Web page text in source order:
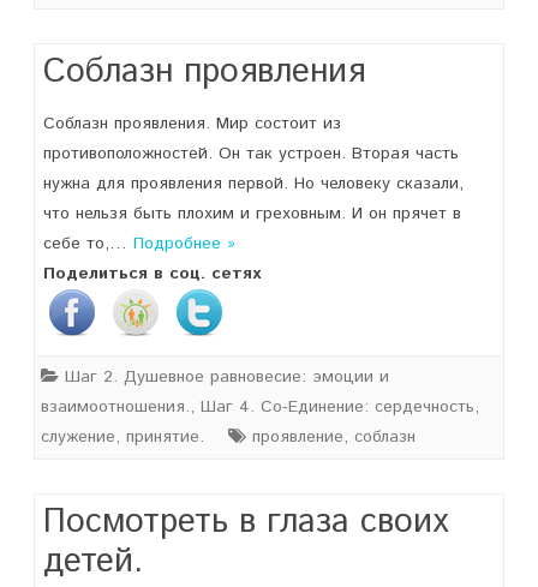
Соблазн проявления
Соблазн проявления. Мир состоит из
противоположностей. Он так устроен. Вторая часть
нужна для проявления первой. Но человеку сказали,
что нельзя быть плохим и греховным. И он прячет в
себе то,… Подробнее »
Поделиться в соц. сетях
Шаг 2. Душевное равновесие: эмоции и
взаимоотношения., Шаг 4. Со-Единение: сердечность,
служение, принятие.
проявление, соблазн
Посмотреть в глаза своих
детей.